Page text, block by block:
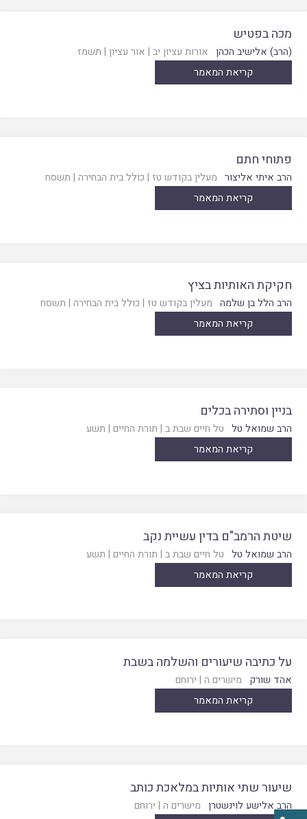
מכה בפטיש
(הרב) אלישיב הכהן אורות עציון יב | אור עציון | תשמז
קריאת המאמר
פתוחי חתם
הרב איתי אליצור מעלין בקודש טז | כולל בית הבחירה | תשסח
קריאת המאמר
חקיקת האותיות בציץ
הרב הלל בן שלמה מעלין בקודש טז | כולל בית הבחירה | תשסח
קריאת המאמר
בניין וסתירה בכלים
הרב שמואל טל טל חיים שבת ב | תורת החיים | תשע
קריאת המאמר
שיטת הרמב"ם בדין עשיית נקב
הרב שמואל טל טל חיים שבת ב | תורת החיים | תשע
קריאת המאמר
על כתיבה שיעורים והשלמה בשבת
אהד שורק מישרים ה | ירוחם
קריאת המאמר
שיעור שתי אותיות במלאכת כותב
הרב אלישע לוינשטרן מישרים ה | ירוחם